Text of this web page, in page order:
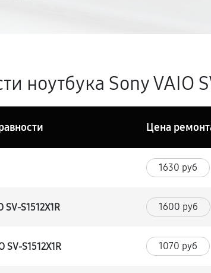
ноутбука Sony VAIO
Цена
1630 руб
SV-S1512X1R 1600 руб
SV-S1512X1R 1070 руб